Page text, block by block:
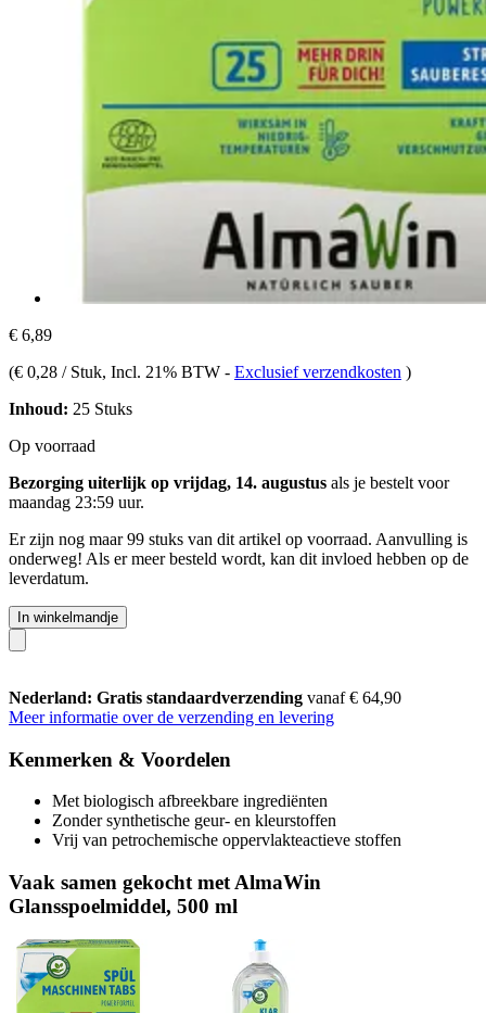
€ 6,89
(€ 0,28 / Stuk, Incl. 21% BTW - Exclusief verzendkosten )
Inhoud: 25 Stuks
Op voorraad
Bezorging uiterlijk op vrijdag, 14. augustus als je bestelt voor
maandag 23:59 uur.
Er zijn nog maar 99 stuks van dit artikel op voorraad. Aanvulling is
onderweg! Als er meer besteld wordt, kan dit invloed hebben op de
leverdatum.
In winkelmandje
Nederland: Gratis standaardverzending vanaf € 64,90
Meer informatie over de verzending en levering
Kenmerken & Voordelen
Met biologisch afbreekbare ingrediënten
Zonder synthetische geur- en kleurstoffen
Vrij van petrochemische oppervlakteactieve stoffen
Vaak samen gekocht met AlmaWin
Glansspoelmiddel, 500 ml